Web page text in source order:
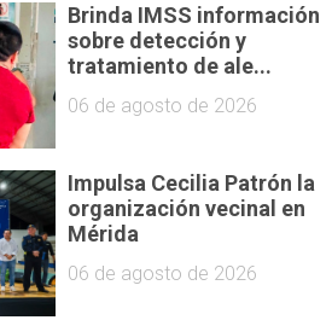
Brinda IMSS información
sobre detección y
tratamiento de ale...
06 de agosto de 2026
Impulsa Cecilia Patrón la
organización vecinal en
Mérida
06 de agosto de 2026